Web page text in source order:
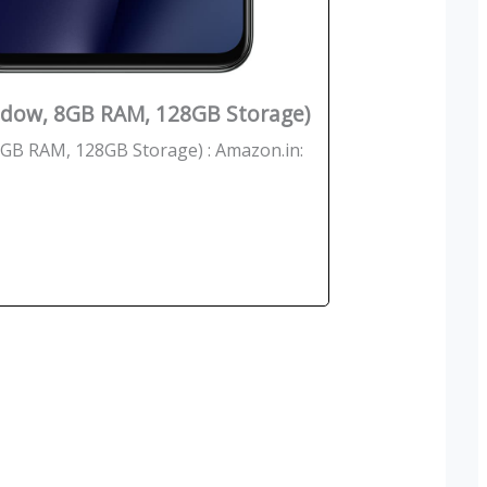
8GB RAM, 128GB Storage)
RAM, 128GB Storage) : Amazon.in:
के बारे
"एक फ़ौजी का
एक ऑफिसर होता
हुए Lt Gen P
मुंबई हमलों को अंजाम देने वाले आतंकी संगठन लश्कर-ए-